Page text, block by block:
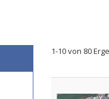
1-10 von 80